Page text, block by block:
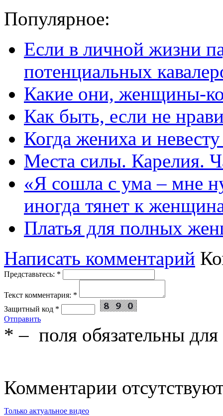
Популярное:
Если в личной жизни
потенциальных
Какие они, женщины-
Как быть, если не
Когда жениха и
Места силы. Карелия.
«Я сошла с ума – мне
иногда тянет к
Платья для полных
Написать комментарий
Представьтесь: *
Текст комментария: *
Защитный код *
Отправить
* – поля обязательны для
Комментарии
Только актуальное видео